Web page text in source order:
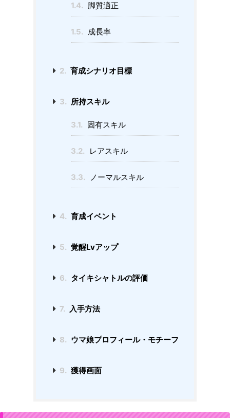
1.4. 脚質適正
1.5. 成長率
2. 育成シナリオ目標
3. 所持スキル
3.1. 固有スキル
3.2. レアスキル
3.3. ノーマルスキル
4. 育成イベント
5. 覚醒Lvアップ
6. タイキシャトルの評価
7. 入手方法
8. ウマ娘プロフィール・モチーフ
9. 獲得画面